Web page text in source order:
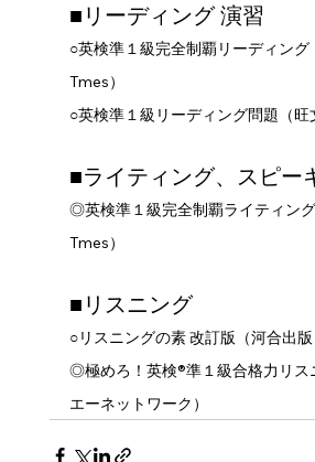
■リーディング 演習
○英検準１級完全制覇リーディン
Tmes）
○英検準１級リーディング問題（旺
■ライティング、スピー
◎英検準１級完全制覇ライティン
Tmes）
■リスニング
○リスニングの素 改訂版（河合出版
◎極めろ！英検®準１級合格力リス
エーネットワーク）